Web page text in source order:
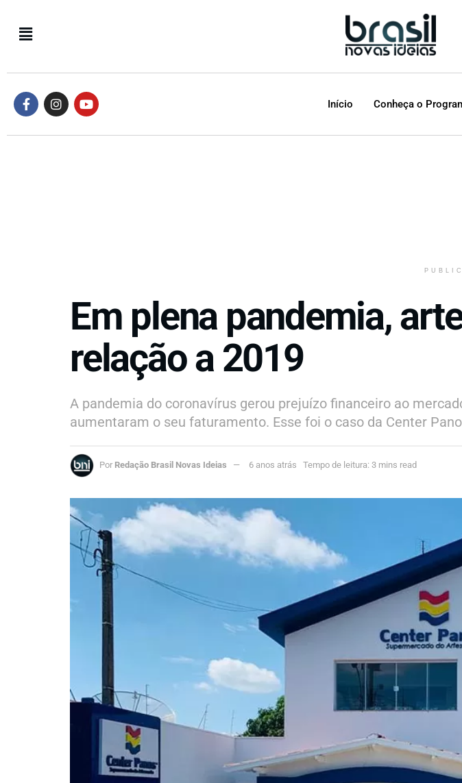
Início Conheça o
Em plena pandemia,
relação a 2019
A pandemia do coronavírus gerou prejuízo financeiro ao
aumentaram o seu faturamento. Esse foi o caso da Center
Por Redação Brasil Novas Ideias 6 anos atrás Tempo de leitura: 3 mins read